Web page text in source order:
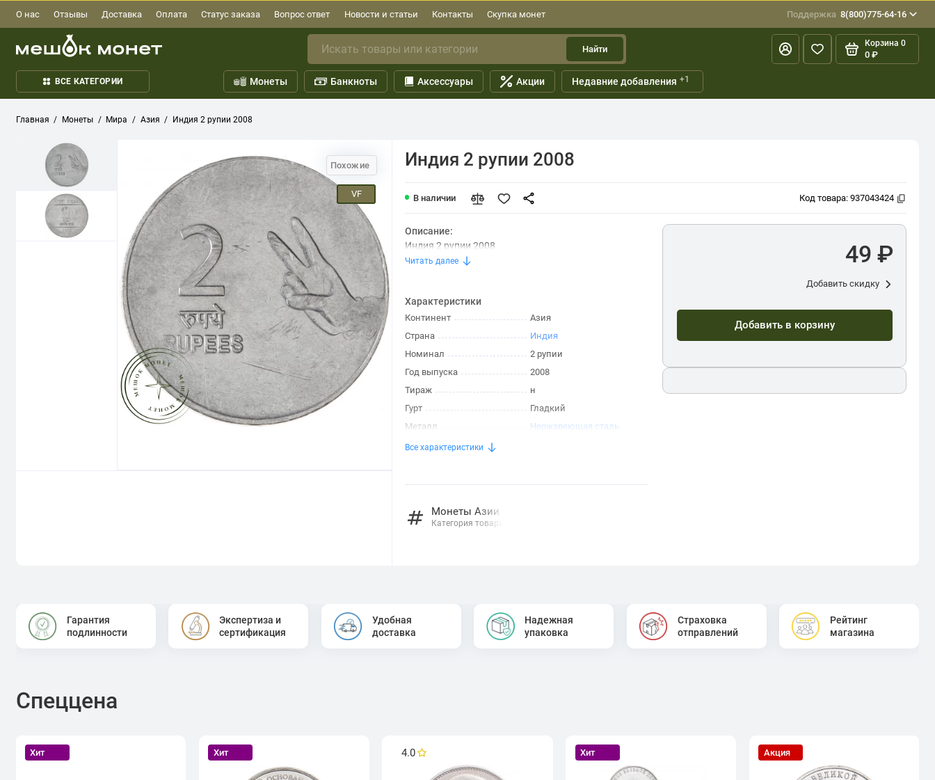
О нас Отзывы Доставка Оплата Статус заказа Вопрос ответ Новости и статьи Контакты Скупка монет Поддержка 8(800)775-64-16
Найти
Корзина 0
0 ₽
ВСЕ КАТЕГОРИИ Монеты Банкноты Аксессуары Акции Недавние добавления +1
Главная Монеты Мира Азия Индия 2 рупии 2008
Похожие
VF
Индия 2 рупии 2008
В наличии Код товара: 937043424
Описание:
Индия 2 рупии 2008
Читать далее
Характеристики
Континент
Азия
Страна
Индия
Номинал
2 рупии
Год выпуска
2008
Тираж
н
Гурт
Гладкий
Металл
Нержавеющая сталь
Все характеристики
Монеты Азии
Категория товара
49 ₽
Добавить скидку
Добавить в корзину
Гарантия
подлинности
Экспертиза и
сертификация
Удобная
доставка
Надежная
упаковка
Страховка
отправлений
Рейтинг
магазина
Спеццена
Хит Хит 4.0 Хит Акция